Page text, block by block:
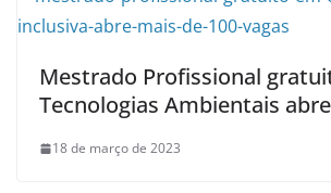
Mestrado Profissional
Tecnologias Ambientais
18 de março de 2023